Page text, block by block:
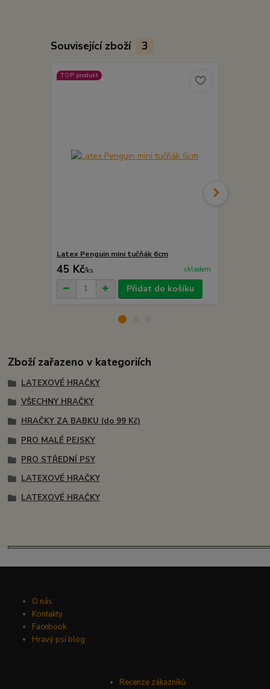
Související zboží 3
TOP produkt
Latex Penguin mini tučňák 6cm
45 Kč/ks skladem
Přidat do košíku
Zboží zařazeno v kategoriích
LATEXOVÉ HRAČKY
VŠECHNY HRAČKY
HRAČKY ZA BABKU (do 99 Kč)
PRO MALÉ PEJSKY
PRO STŘEDNÍ PSY
LATEXOVÉ HRAČKY
LATEXOVÉ HRAČKY
O nás
Kontakty
Facebook
Hravý psí blog
Recenze zákazníků